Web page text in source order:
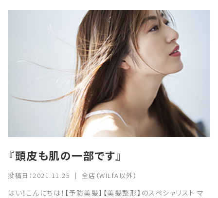
『頭皮も肌の一部です』
投稿日：2021.11.25 ｜ 全店（WILfA以外）
はい！こんにちは！【予防美髪】【美髪整形】のスペシャリスト マ